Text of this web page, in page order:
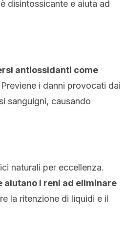
disintossicante e aiuta ad
antiossidanti come
Previene i danni provocati dai
sanguigni, causando
naturali per eccellenza.
aiutano i reni ad eliminare
la ritenzione di liquidi e il